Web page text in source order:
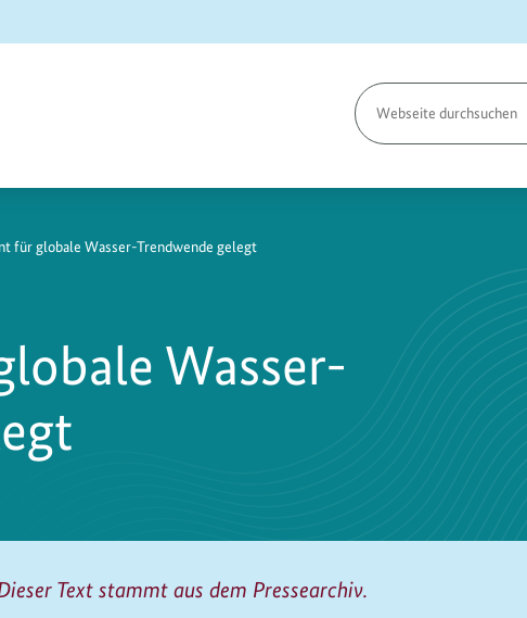
Seite
durchsuchen
für globale Wasser-Trendwende gelegt
Wasser-
Text stammt aus dem Pressearchiv.